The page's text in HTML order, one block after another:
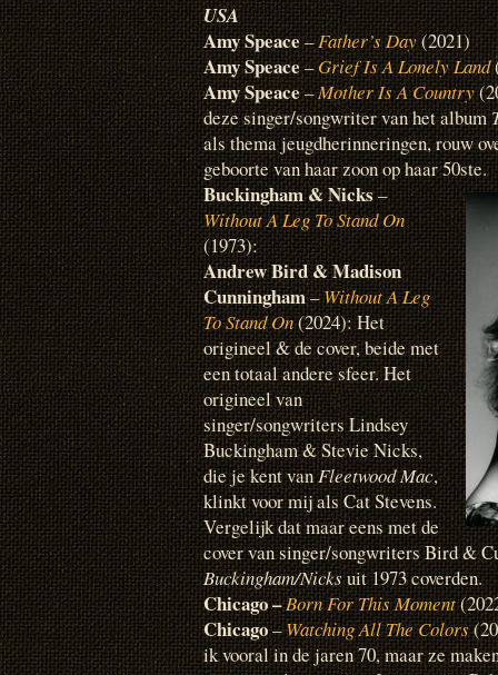
USA
Amy Speace–Father’s Day(2021)
Amy Speace–Grief Is A Lonely Land
Amy Speace–Mother Is A Country
deze singer/songwriter van het album
als thema jeugdherinneringen, rouw
geboorte van haar zoon op haar 50ste.
Buckingham & Nicks–
Without A Leg To Stand On
(1973):
Andrew Bird & Madison
Cunningham–Without A Leg
To Stand On(2024): Het
origineel & de cover, beide met
een totaal andere sfeer. Het
origineel van
singer/songwriters Lindsey
Buckingham & Stevie Nicks,
die je kent vanFleetwood Mac,
klinkt voor mij als Cat Stevens.
Vergelijk dat maar eens met de
cover van singer/songwriters Bird &
Buckingham/Nicksuit 1973 coverden.
Chicago –Born For This Moment
Chicago–Watching All The Colors
ik vooral in de jaren 70, maar ze